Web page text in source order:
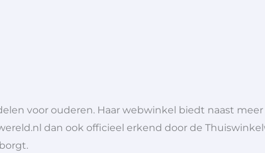
voor ouderen. Haar webwinkel biedt naast
dan ook officieel erkend door de